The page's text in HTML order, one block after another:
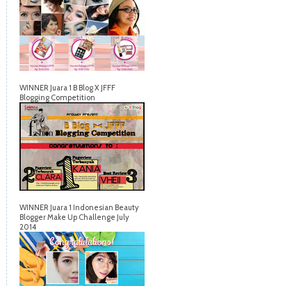
WINNER Juara 1 B Blog X JFFF
Blogging Competition
WINNER Juara 1 Indonesian Beauty
Blogger Make Up Challenge July
2014